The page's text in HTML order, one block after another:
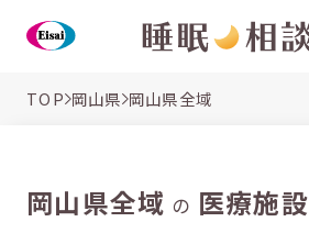
TOP 岡山県 岡山県全域
岡山県全域 の 医療施設